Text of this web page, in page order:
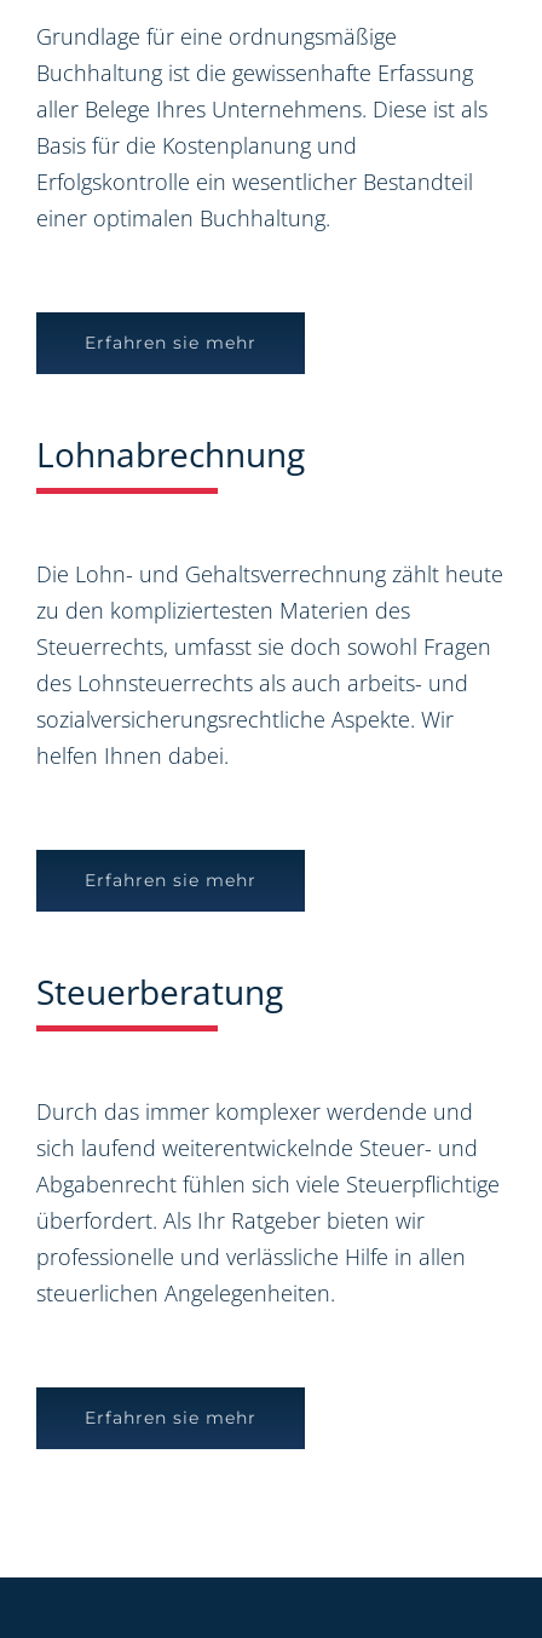
Grundlage für eine ordnungsmäßige
Buchhaltung ist die gewissenhafte Erfassung
aller Belege Ihres Unternehmens. Diese ist als
Basis für die Kostenplanung und
Erfolgskontrolle ein wesentlicher Bestandteil
einer optimalen Buchhaltung.
Erfahren sie mehr
Lohnabrechnung
Die Lohn- und Gehaltsverrechnung zählt heute
zu den kompliziertesten Materien des
Steuerrechts, umfasst sie doch sowohl Fragen
des Lohnsteuerrechts als auch arbeits- und
sozialversicherungsrechtliche Aspekte. Wir
helfen Ihnen dabei.
Erfahren sie mehr
Steuerberatung
Durch das immer komplexer werdende und
sich laufend weiterentwickelnde Steuer- und
Abgabenrecht fühlen sich viele Steuerpflichtige
überfordert. Als Ihr Ratgeber bieten wir
professionelle und verlässliche Hilfe in allen
steuerlichen Angelegenheiten.
Erfahren sie mehr